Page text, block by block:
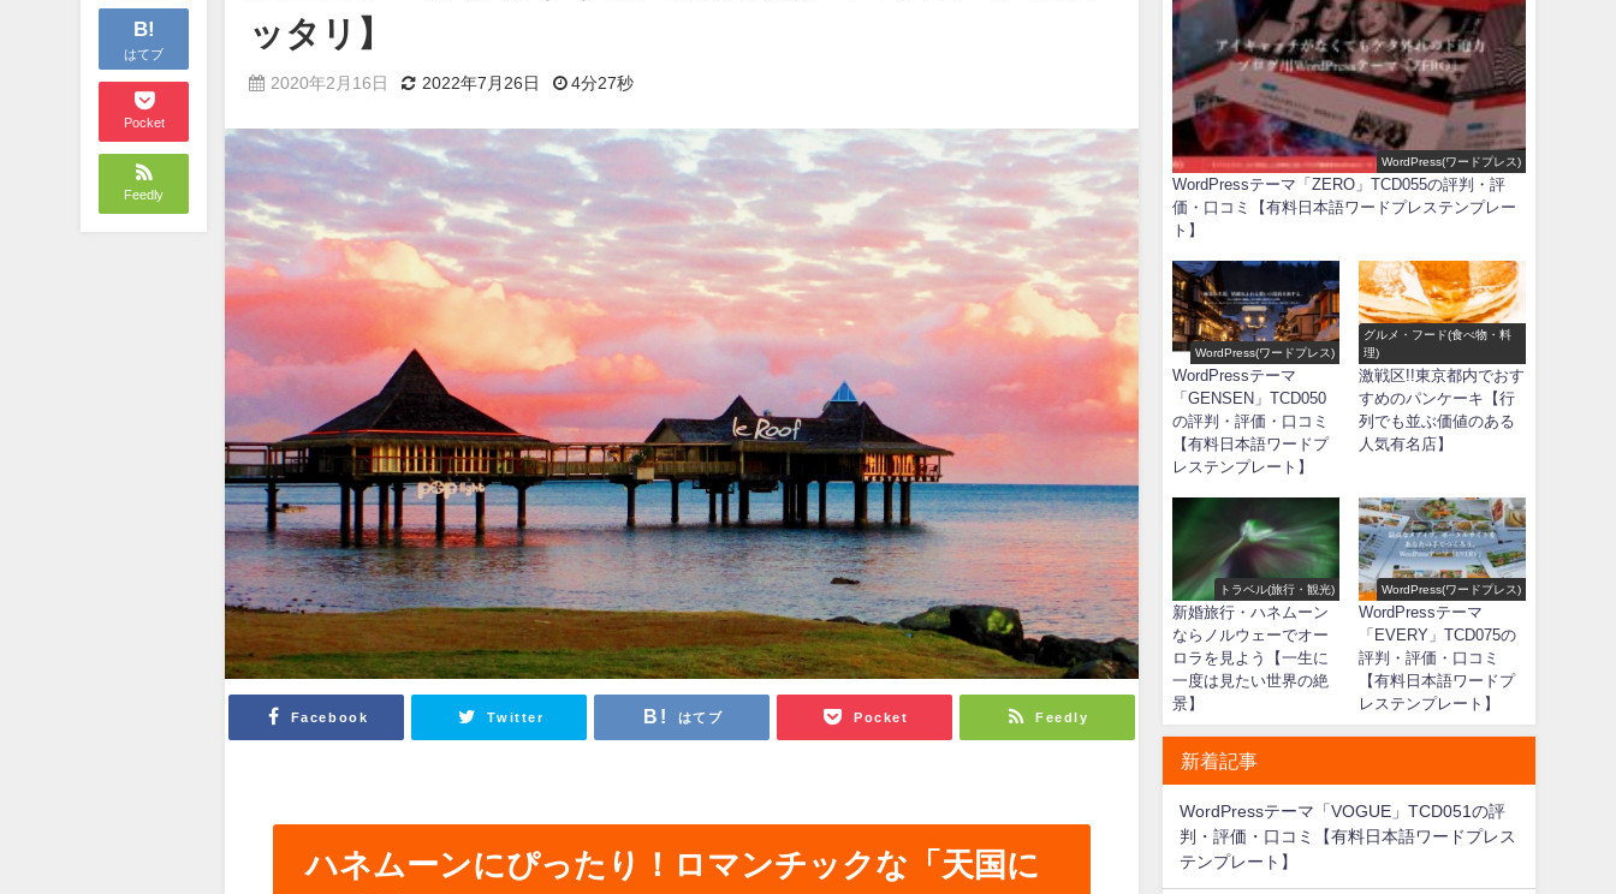
B!
はてブ
Pocket
Feedly
ッタリ】
2020年2月16日 2022年7月26日 4分27秒
Facebook Twitter はてブ Pocket Feedly
ハネムーンにぴったり！ロマンチックな「天国に
WordPress(ワードプレス)
WordPressテーマ「ZERO」TCD055の評判・評
価・口コミ【有料日本語ワードプレステンプレー
ト】
WordPress(ワードプレス)
WordPressテーマ
「GENSEN」TCD050
の評判・評価・口コミ
【有料日本語ワードプ
レステンプレート】
グルメ・フード(食べ物・料
理)
激戦区!!東京都内でおす
すめのパンケーキ【行
列でも並ぶ価値のある
人気有名店】
トラベル(旅行・観光)
新婚旅行・ハネムーン
ならノルウェーでオー
ロラを見よう【一生に
一度は見たい世界の絶
景】
WordPress(ワードプレス)
WordPressテーマ
「EVERY」TCD075の
評判・評価・口コミ
【有料日本語ワードプ
レステンプレート】
新着記事
WordPressテーマ「VOGUE」TCD051の評
判・評価・口コミ【有料日本語ワードプレス
テンプレート】